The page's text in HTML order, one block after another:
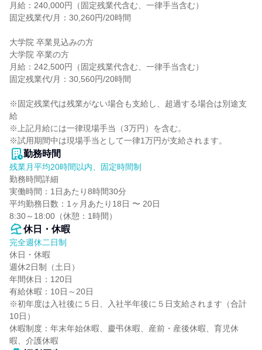
月給：240,000円（固定残業代含む、一律手当含む）
固定残業代/月：30,260円/20時間
大学院 卒業見込みの方
大学院 卒業の方
月給：242,500円（固定残業代含む、一律手当含む）
固定残業代/月：30,560円/20時間
※固定残業代は残業がない場合も支給し、超過する場合は別途支
給
※上記月給には一律現場手当（3万円）を含む。
※試用期間中は現場手当として一律1万円が支給されます。
勤務時間
残業月平均20時間以内、固定時間制
勤務時間詳細
実働時間：1日あたり8時間30分
平均勤務日数：1ヶ月あたり18日 〜 20日
8:30～18:00（休憩：1時間）
休日・休暇
完全週休二日制
休日・休暇
週休2日制（土日）
年間休日：120日
有給休暇：10日～20日
※初年度は入社後に５日、入社半年後に５日支給されます（合計
10日）
休暇制度：年末年始休暇、慶弔休暇、産前・産後休暇、育児休
暇、介護休暇